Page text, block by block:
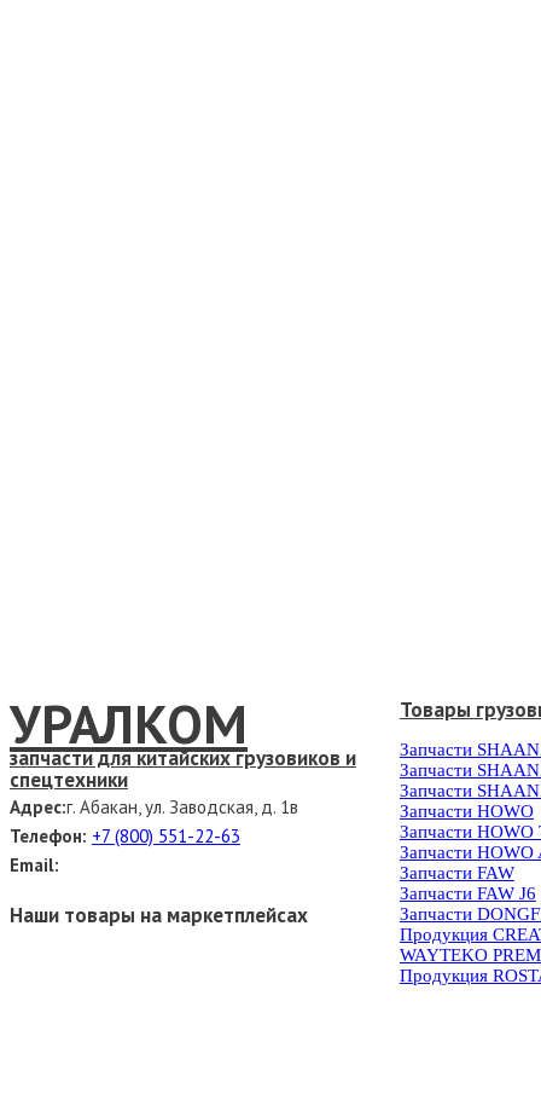
УРАЛКОМ
запчасти для китайских грузовиков и
спецтехники
Адрес:г. Абакан, ул. Заводская, д. 1в
Телефон: +7 (800) 551-22-63
Email:
Наши товары на маркетплейсах
Товары
Запчасти
Запчасти
Запчасти
Запчасти HOWO
Запчасти HOWO
Запчасти HOWO
Запчасти FAW
Запчасти FAW J6
Запчасти
Продукция
WAYTEKO
Продукция